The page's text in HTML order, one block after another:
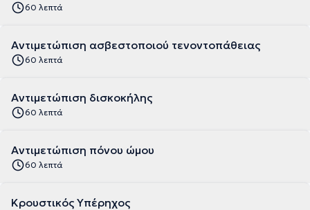
60 λεπτά
Αντιμετώπιση ασβεστοποιού τενοντοπάθειας
60 λεπτά
Αντιμετώπιση δισκοκήλης
60 λεπτά
Αντιμετώπιση πόνου ώμου
60 λεπτά
Κρουστικός Υπέρηχος